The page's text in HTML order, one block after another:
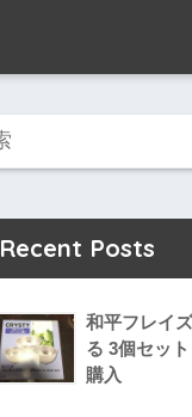
Recent Posts
和平フレイ
る 3個セッ
購入